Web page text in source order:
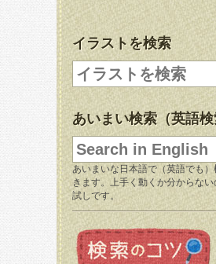
イラストを検索
あいまい検索（英語検
あいまいな日本語で（英語でも）
きます。上手く動くか分からない
試しです。